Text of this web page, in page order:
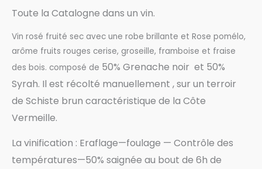
Toute la Catalogne dans un vin.
Vin rosé fruité sec avec une robe brillante et Rose pomélo,
arôme fruits rouges cerise, groseille, framboise et fraise
des bois. composé de 50% Grenache noir et 50%
Syrah. Il est récolté manuellement , sur un terroir
de Schiste brun caractéristique de la Côte
Vermeille.
La vinification : Eraflage—foulage — Contrôle des
températures—50% saignée au bout de 6h de